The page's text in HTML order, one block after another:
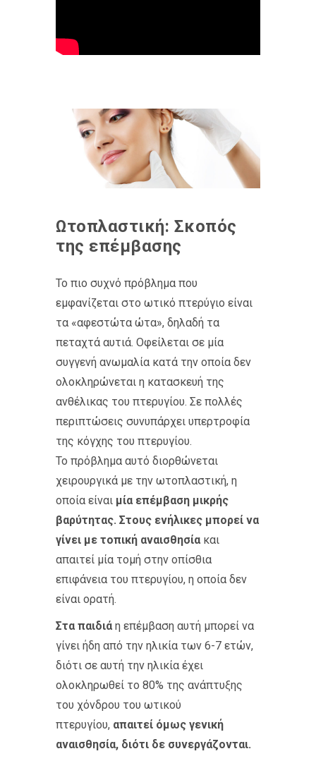
Ωτοπλαστική: Σκοπός
της επέμβασης
Το πιο συχνό πρόβλημα που
εμφανίζεται στο ωτικό πτερύγιο είναι
τα «αφεστώτα ώτα», δηλαδή τα
πεταχτά αυτιά. Οφείλεται σε μία
συγγενή ανωμαλία κατά την οποία δεν
ολοκληρώνεται η κατασκευή της
ανθέλικας του πτερυγίου. Σε πολλές
περιπτώσεις συνυπάρχει υπερτροφία
της κόγχης του πτερυγίου.
Το πρόβλημα αυτό διορθώνεται
χειρουργικά με την ωτοπλαστική, η
οποία είναι μία επέμβαση μικρής
βαρύτητας. Στους ενήλικες μπορεί να
γίνει με τοπική αναισθησία και
απαιτεί μία τομή στην οπίσθια
επιφάνεια του πτερυγίου, η οποία δεν
είναι ορατή.
Στα παιδιά η επέμβαση αυτή μπορεί να
γίνει ήδη από την ηλικία των 6-7 ετών,
διότι σε αυτή την ηλικία έχει
ολοκληρωθεί το 80% της ανάπτυξης
του χόνδρου του ωτικού
πτερυγίου, απαιτεί όμως γενική
αναισθησία, διότι δε συνεργάζονται.